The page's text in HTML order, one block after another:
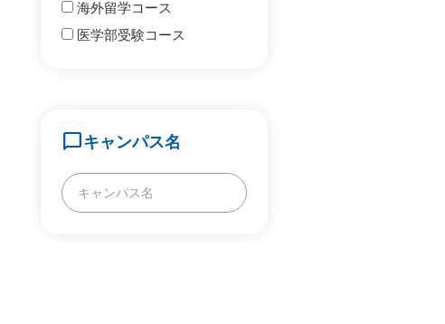
海外留学コース
医学部受験コース
chat_bubbleキャンパス名